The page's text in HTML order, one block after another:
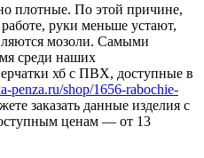
плотные. По этой причине,
руки меньше устают,
мозоли. Самыми
среди наших
хб с ПВХ, доступные в
penza.ru/shop/1656-rabochie-
заказать данные изделия с
ценам — от 13